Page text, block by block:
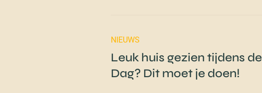
NIEUWS
Leuk huis gezien tijdens
Dag? Dit moet je doen!